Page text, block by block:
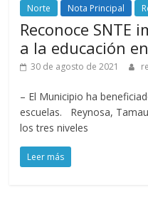
Norte Nota Principal
Reconoce SNTE
a la educación
30 de agosto de 2021
– El Municipio ha
escuelas. Reynosa,
los tres niveles
Leer más